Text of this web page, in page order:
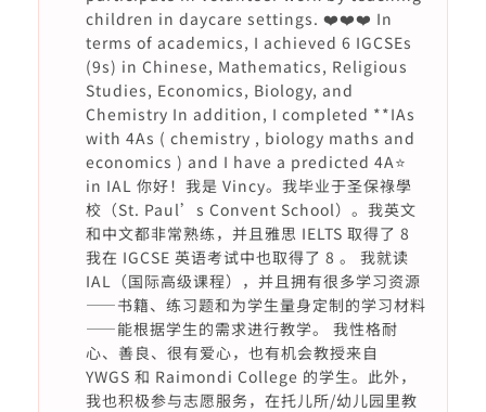
children in daycare settings. ❤️❤️❤️ In
terms of academics, I achieved 6 IGCSEs
(9s) in Chinese, Mathematics, Religious
Studies, Economics, Biology, and
Chemistry In addition, I completed **IAs
with 4As ( chemistry , biology maths and
economics ) and I have a predicted 4A⭐️
in IAL 你好！我是 Vincy。我毕业于圣保祿學
校（St. Paul’s Convent School）。我英文
和中文都非常熟练，并且雅思 IELTS 取得了 8
我在 IGCSE 英语考试中也取得了 8 。 我就读
IAL（国际高级课程），并且拥有很多学习资源
——书籍、练习题和为学生量身定制的学习材料
——能根据学生的需求进行教学。 我性格耐
心、善良、很有爱心，也有机会教授来自
YWGS 和 Raimondi College 的学生。此外，
我也积极参与志愿服务，在托儿所/幼儿园里教